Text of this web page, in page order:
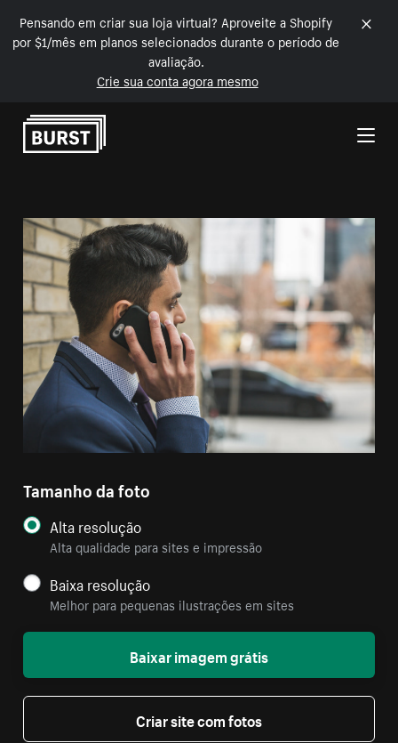
Pensando em criar sua loja virtual? Aproveite a Shopify
por $1/mês em planos selecionados durante o período de
avaliação.
Crie sua conta agora mesmo
Pular para o conteúdo
Tamanho da foto
Alta resolução
Alta qualidade para sites e impressão
Baixa resolução
Melhor para pequenas ilustrações em sites
Baixar imagem grátis
Criar site com fotos